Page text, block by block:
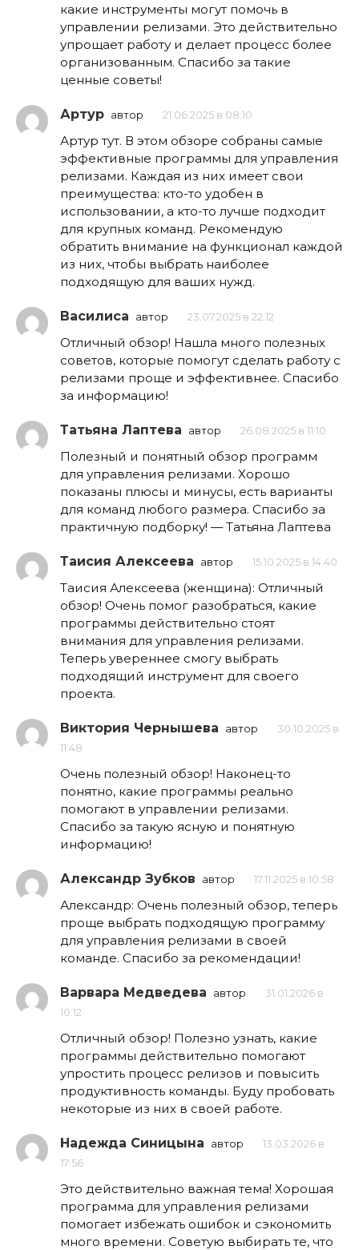
какие инструменты могут помочь в
управлении релизами. Это действительно
упрощает работу и делает процесс более
организованным. Спасибо за такие
ценные советы!
Артур автор 21.06.2025 в 08:10
Артур тут. В этом обзоре собраны самые
эффективные программы для управления
релизами. Каждая из них имеет свои
преимущества: кто-то удобен в
использовании, а кто-то лучше подходит
для крупных команд. Рекомендую
обратить внимание на функционал каждой
из них, чтобы выбрать наиболее
подходящую для ваших нужд.
Василиса автор 23.07.2025 в 22:12
Отличный обзор! Нашла много полезных
советов, которые помогут сделать работу с
релизами проще и эффективнее. Спасибо
за информацию!
Татьяна Лаптева автор 26.08.2025 в 11:10
Полезный и понятный обзор программ
для управления релизами. Хорошо
показаны плюсы и минусы, есть варианты
для команд любого размера. Спасибо за
практичную подборку! — Татьяна Лаптева
Таисия Алексеева автор 15.10.2025 в 14:40
Таисия Алексеева (женщина): Отличный
обзор! Очень помог разобраться, какие
программы действительно стоят
внимания для управления релизами.
Теперь увереннее смогу выбрать
подходящий инструмент для своего
проекта.
Виктория Чернышева автор
30.10.2025 в
11:48
Очень полезный обзор! Наконец-то
понятно, какие программы реально
помогают в управлении релизами.
Спасибо за такую ясную и понятную
информацию!
Александр Зубков автор 17.11.2025 в 10:58
Александр: Очень полезный обзор, теперь
проще выбрать подходящую программу
для управления релизами в своей
команде. Спасибо за рекомендации!
Варвара Медведева автор
31.01.2026 в
10:12
Отличный обзор! Полезно узнать, какие
программы действительно помогают
упростить процесс релизов и повысить
продуктивность команды. Буду пробовать
некоторые из них в своей работе.
Надежда Синицына автор
13.03.2026 в
17:56
Это действительно важная тема! Хорошая
программа для управления релизами
помогает избежать ошибок и сэкономить
много времени. Советую выбирать те, что